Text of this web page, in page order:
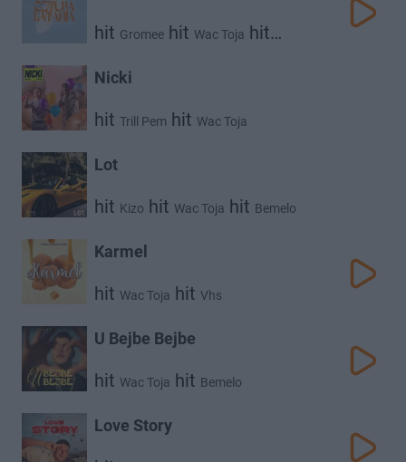
hit Gromee hit Wac Toja hit
Nicki
hit Trill Pem hit Wac Toja
Lot
hit Kizo hit Wac Toja hit Bemelo
Karmel
hit Wac Toja hit Vhs
U Bejbe Bejbe
hit Wac Toja hit Bemelo
Love Story